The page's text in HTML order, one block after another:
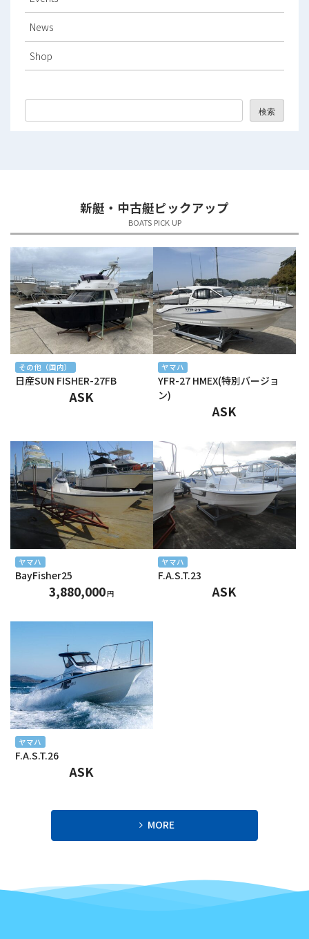
2025年12月
2025年11月
2025年10月
2025年9月
2025年4月
2025年3月
2025年2月
2025年1月
2024年12月
2024年11月
2024年9月
2024年8月
2024年7月
2024年6月
2024年5月
2024年4月
2024年2月
2024年1月
2023年12月
2023年11月
2023年10月
News
Shop
検索
新艇・中古艇ピックアップ
BOATS PICK UP
その他（国内）
日産SUN FISHER-27FB
ASK
ヤマハ
YFR-27 HMEX(特別バージョ
ン)
ASK
ヤマハ
BayFisher25
3,880,000円
ヤマハ
F.A.S.T.23
ASK
ヤマハ
F.A.S.T.26
ASK
MORE